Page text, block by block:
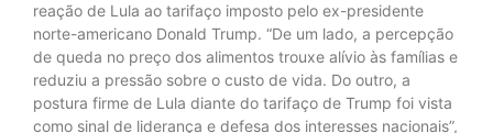
reação de Lula ao tarifaço imposto pelo ex-presidente
norte-americano Donald Trump. “De um lado, a percepção
de queda no preço dos alimentos trouxe alívio às famílias e
reduziu a pressão sobre o custo de vida. Do outro, a
postura firme de Lula diante do tarifaço de Trump foi vista
como sinal de liderança e defesa dos interesses nacionais”,